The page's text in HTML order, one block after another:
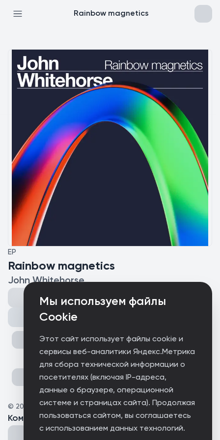
Мы используем файлы
Cookie
Этот сайт использует файлы cookie и
сервисы веб-аналитики Яндекс.Метрика
для сбора технической информации о
посетителях (включая IP-адреса,
данные о браузере, операционной
системе и страницах сайта). Продолжая
пользоваться сайтом, вы соглашаетесь
с использованием данных технологий.
Rainbow magnetics
EP
Rainbow magnetics
John Whitehorse
© 2025 John Whitehorse
Комментарии(0 )